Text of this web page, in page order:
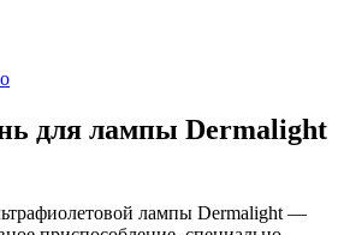
для лампы Dermalight
лампы Dermalight —